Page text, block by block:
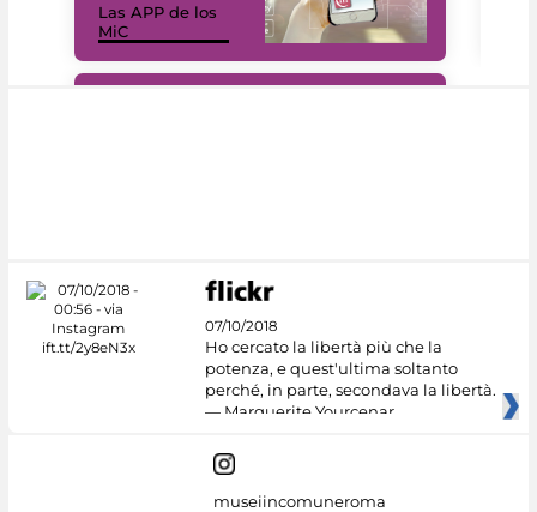
Las APP de los
MiC
07/10/2018
Ho cercato la libertà più che la
potenza, e quest'ultima soltanto
perché, in parte, secondava la libertà.
— Marguerite Yourcenar
museiincomuneroma